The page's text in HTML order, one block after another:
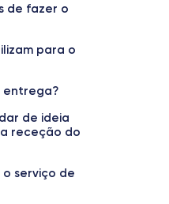
Sim, mínimo 20W
Dual SIM
nanoSIM + eSIM
Desbloqueado
de fazer o
para o
entrega?
de ideia
receção do
serviço de